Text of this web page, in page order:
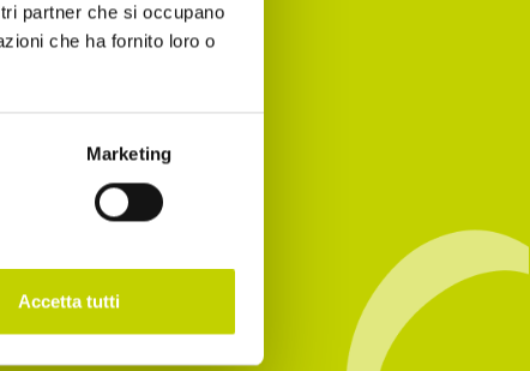
partner che si occupano
che ha fornito loro o
Marketing
Accetta tutti